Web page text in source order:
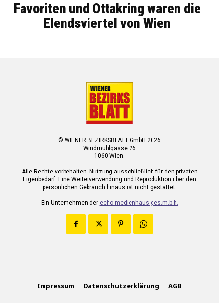
Favoriten und Ottakring waren die
Elendsviertel von Wien
© WIENER BEZIRKSBLATT GmbH 2026
Windmühlgasse 26
1060 Wien.
Alle Rechte vorbehalten. Nutzung ausschließlich für den privaten
Eigenbedarf. Eine Weiterverwendung und Reproduktion über den
persönlichen Gebrauch hinaus ist nicht gestattet.
Ein Unternehmen der echo medienhaus ges.m.b.h.
Impressum Datenschutzerklärung AGB